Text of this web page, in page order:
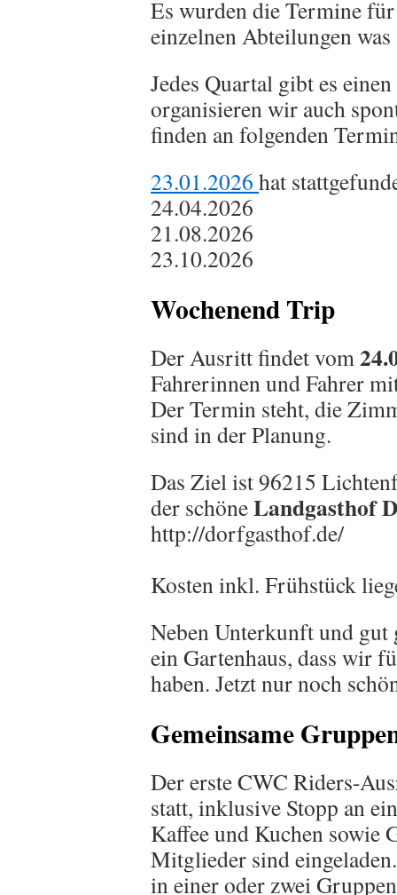
Es wurden die Termine
einzelnen Abteilungen
Jedes Quartal gibt es
organisieren wir auch
finden an folgenden
23.01.2026 hat
24.04.2026
21.08.2026
23.10.2026
Wochenend Trip
Der Ausritt findet vom
Fahrerinnen und Fahrer
Der Termin steht, die
sind in der Planung.
Das Ziel ist 96215
der schöneLandgasthof
http://dorfgasthof.de/
Kosten inkl. Frühstück
Neben Unterkunft und gut
ein Gartenhaus, dass wir
haben. Jetzt nur noch
Gemeinsame
Der erste CWC Riders-
statt, inklusive Stopp an
Kaffee und Kuchen sowie
Mitglieder sind
in einer oder zwei